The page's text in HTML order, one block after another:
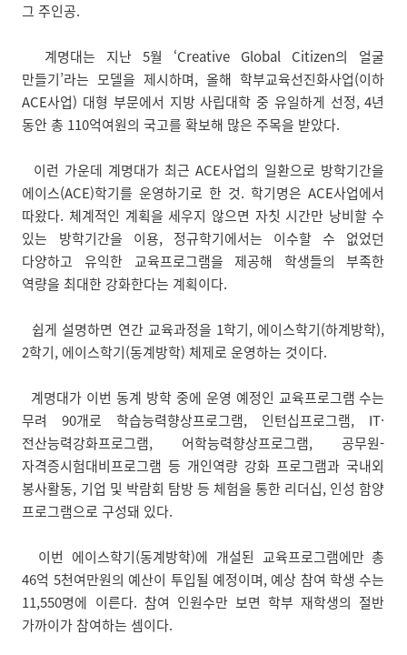
그 주인공.
계명대는 지난 5월 ‘Creative Global Citizen의 얼굴
만들기’라는 모델을 제시하며, 올해 학부교육선진화사업(이하
ACE사업) 대형 부문에서 지방 사립대학 중 유일하게 선정, 4년
동안 총 110억여원의 국고를 확보해 많은 주목을 받았다.
이런 가운데 계명대가 최근 ACE사업의 일환으로 방학기간을
에이스(ACE)학기를 운영하기로 한 것. 학기명은 ACE사업에서
따왔다. 체계적인 계획을 세우지 않으면 자칫 시간만 낭비할 수
있는 방학기간을 이용, 정규학기에서는 이수할 수 없었던
다양하고 유익한 교육프로그램을 제공해 학생들의 부족한
역량을 최대한 강화한다는 계획이다.
쉽게 설명하면 연간 교육과정을 1학기, 에이스학기(하계방학),
2학기, 에이스학기(동계방학) 체제로 운영하는 것이다.
계명대가 이번 동계 방학 중에 운영 예정인 교육프로그램 수는
무려 90개로 학습능력향상프로그램, 인턴십프로그램, IT·
전산능력강화프로그램, 어학능력향상프로그램, 공무원-
자격증시험대비프로그램 등 개인역량 강화 프로그램과 국내외
봉사활동, 기업 및 박람회 탐방 등 체험을 통한 리더십, 인성 함양
프로그램으로 구성돼 있다.
이번 에이스학기(동계방학)에 개설된 교육프로그램에만 총
46억 5천여만원의 예산이 투입될 예정이며, 예상 참여 학생 수는
11,550명에 이른다. 참여 인원수만 보면 학부 재학생의 절반
가까이가 참여하는 셈이다.